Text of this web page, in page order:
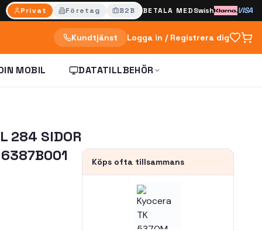
Privat Företag B2B BETALA MEDSwish VISA
Kundtjänst Logga in / Registrera dig
MOBIL DATATILLBEHÖR
284 SIDOR
6387B001
Köps ofta tillsammans